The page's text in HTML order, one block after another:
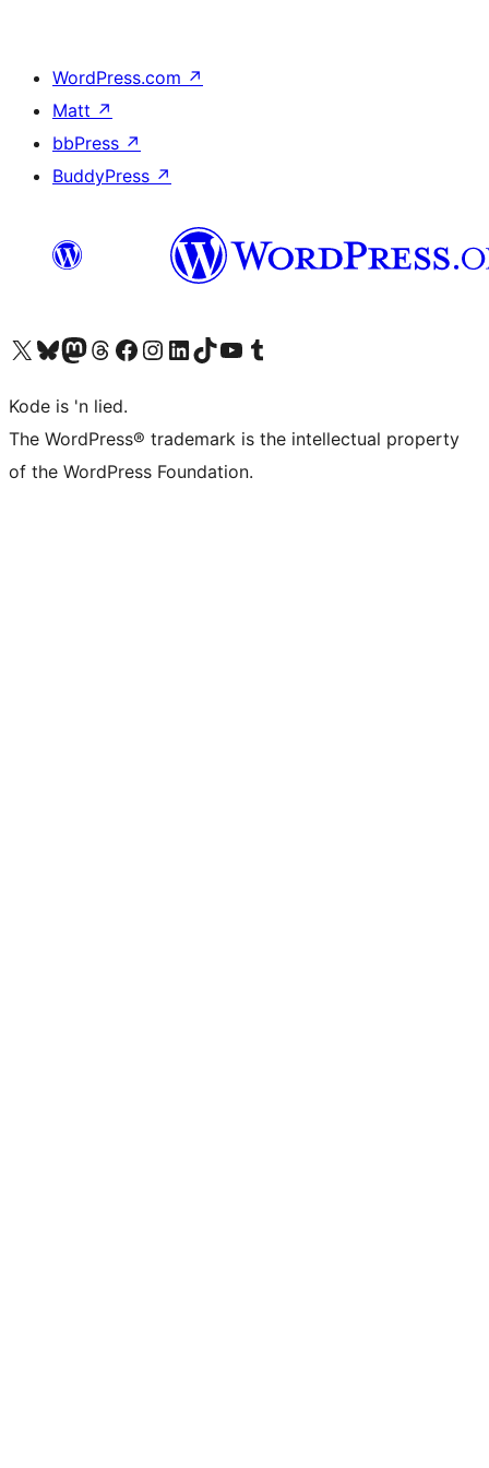
WordPress.com ↗
Matt ↗
bbPress ↗
BuddyPress ↗
Visit our X (formerly Twitter) account
Visit our Bluesky account
Visit our Mastodon account
Visit our Threads account
Visit our Facebook page
Visit our Instagram account
Visit our LinkedIn account
Visit our TikTok account
Visit our YouTube channel
Visit our Tumblr account
Kode is 'n lied.
The WordPress® trademark is the intellectual property
of the WordPress Foundation.